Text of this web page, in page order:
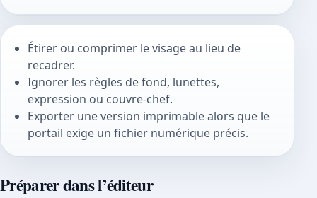
Étirer ou comprimer le visage au lieu de
recadrer.
Ignorer les règles de fond, lunettes,
expression ou couvre-chef.
Exporter une version imprimable alors que le
portail exige un fichier numérique précis.
Préparer dans l’éditeur